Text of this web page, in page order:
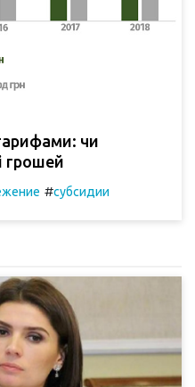
чи
грошей
#субсидии